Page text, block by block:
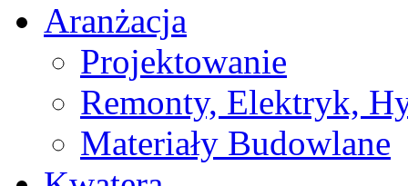
Aranżacja
Projektowanie
Remonty, Elektryk,
Materiały Budowlane